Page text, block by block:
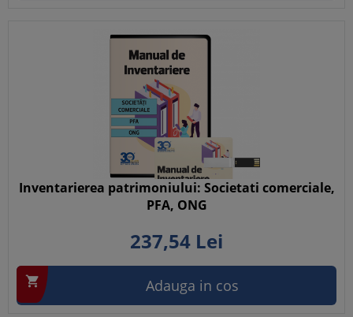
Inventarierea patrimoniului: Societati comerciale,
PFA, ONG
237,54 Lei
 Adauga in cos